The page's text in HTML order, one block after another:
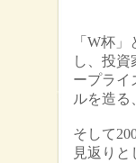
「W杯
し、投
ープライ
ルを造る
そして
見返り